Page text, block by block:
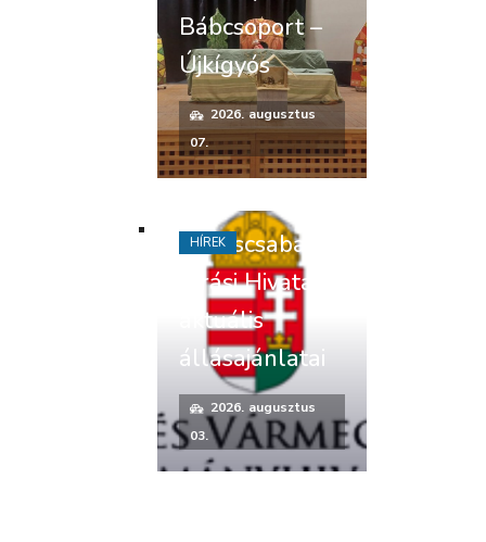
Bábcsoport –
Újkígyós
2026. augusztus
07.
Békéscsabai
Járási Hivatal
aktuális
állásajánlatai
2026. augusztus
03.
HÍREK